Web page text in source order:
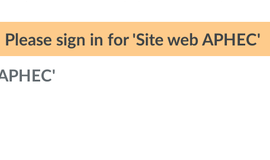
Please sign in for 'Site web APHEC'